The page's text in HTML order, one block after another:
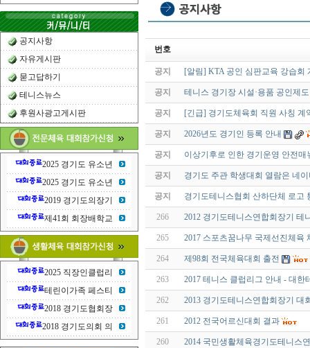
공지사항
자유게시판
묻고답하기
테니스뉴스
후원사광고게시판
2025 경기도 유소년
2025 경기도 유소년
2019 경기도의장기
제41회 회장배학교
2025 직장인클럽리
테린이가족 페스티
2018 경기도협회장
2018 경기도의회 의
번호
공지 [알림] KTA 공인 심판교육 강습회
공지 테니스 경기장 시설·용품 공인제
공지 [긴급] 경기도체육회 직원 사칭 계
공지 2026년도 경기인 등록 안내
공지 이상기후로 인한 경기운영 안전매
공지 경기도 주관 학생대회 열람은 네
공지 경기도테니스협회 산하단체 로고
266 2012 경기도테니스연합회장기 테
265 2017 스포츠꿈나무 국제선진체육
264 제98회 전국체육대회 출전
263 2017 테니스 클럽리그 안내 - 대한
262 2013 경기도테니스연합회장기 대
261 2012 전국어르신대회 결과
260 2014 국민생활체육경기도테니스